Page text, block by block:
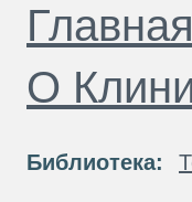
Главная
О
Библиотека: